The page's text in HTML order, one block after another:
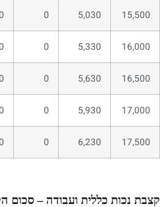
15,500
5,030
0
0
16,000
5,330
0
16,500
5,630
0
0
17,000
5,930
0
17,500
6,230
0
0
קצבת נכות כללית ועבודה – סכום